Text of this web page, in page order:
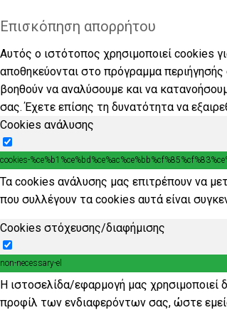
Επισκόπηση απορρήτου
Αυτός ο ιστότοπος χρησιμοποιεί cookies
αποθηκεύονται στο πρόγραμμα
βοηθούν να αναλύσουμε και να
σας. Έχετε επίσης τη δυνατότητα να
Cookies ανάλυσης
cookies-
Τα cookies ανάλυσης μας επιτρέπουν να
που συλλέγουν τα cookies αυτά είναι
Cookies στόχευσης/διαφήμισης
non-necessary-el
Η ιστοσελίδα/εφαρμογή μας χρησιμοποιεί
προφίλ των ενδιαφερόντων σας, ώστε